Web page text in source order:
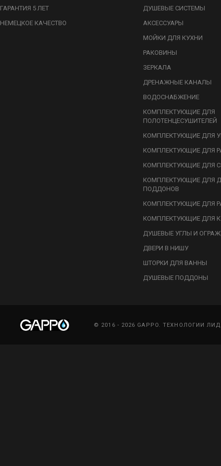
ГАРАНТИЯ 5 ЛЕТ
НЕМЕЦКОЕ КАЧЕСТВО
ДУШЕВЫЕ СИСТЕМЫ
АКСЕССУАРЫ
МОЙКИ ДЛЯ КУХНИ
РАКОВИНЫ
ЗЕРКАЛА
ДРЕНАЖНЫЕ КАНАЛЫ
ВОДОСНАБЖЕНИЕ
КОМПЛЕКТУЮЩИЕ ДЛЯ
ПОЛОТЕНЦЕСУШИТЕЛЕЙ
КОМПЛЕКТУЮЩИЕ ДЛЯ
КОМПЛЕКТУЮЩИЕ ДЛЯ
КОМПЛЕКТУЮЩИЕ ДЛЯ
КОМПЛЕКТУЮЩИЕ ДЛЯ
ПОДДОНОВ
КОМПЛЕКТУЮЩИЕ ДЛЯ
КОМПЛЕКТУЮЩИЕ ДЛЯ
ДУШЕВЫЕ УГЛЫ И
ДВЕРИ В НИШУ
ШТОРКИ ДЛЯ ВАННЫ
ДУШЕВЫЕ ПОДДОНЫ
© 2016 - 2026 GAPPO. ТЕХНОЛОГИИ